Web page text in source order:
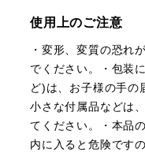
使用上のご注意
・変形、変質の恐れ
でください。・包装
ど)は、お子様の手の
小さな付属品などは
てください。・本品
内に入ると危険です